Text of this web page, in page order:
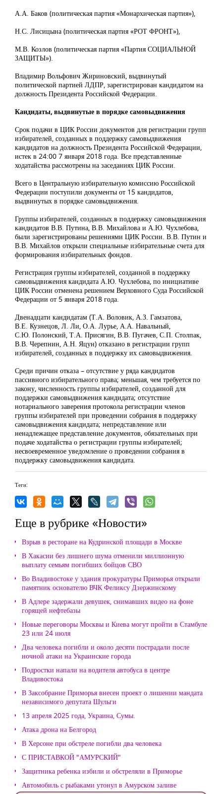
А.А. Баков (политическая партия «Монархическая партия»),
Н.С. Лисицына (политическая партия «РОТ ФРОНТ»),
М.В. Козлов (политическая партия «Партия СОЦИАЛЬНОЙ
ЗАЩИТЫ»).
Владимир Вольфович Жириновский, выдвинутый
политической партией ЛДПР, зарегистрирован кандидатом на
должность Президента Российской Федерации.
Кандидаты, выдвинутые в порядке самовыдвижения
Срок подачи в ЦИК России документов для регистрации групп
избирателей, созданных в поддержку самовыдвижения
кандидатов на должность Президента Российской Федерации,
истек в 24:00 7 января 2018 года. Все представленные
ходатайства рассмотрены на заседаниях ЦИК России.
Всего в Центральную избирательную комиссию Российской
Федерации поступили документы от 15 кандидатов,
выдвинутых в порядке самовыдвижения.
Группы избирателей, созданных в поддержку самовыдвижения
кандидатов В.В. Путина, В.В. Михайлова и А.Ю. Чухлебова,
были зарегистрированы решениями ЦИК России. В.В. Путин и
В.В. Михайлов открыли специальные избирательные счета для
формирования избирательных фондов.
Регистрация группы избирателей, созданной в поддержку
самовыдвижения кандидата А.Ю. Чухлебова, по инициативе
ЦИК России отменена решением Верховного Суда Российской
Федерации от 5 января 2018 года.
Двенадцати кандидатам (Т.А. Воловик, А.З. Гамзатова,
В.Е. Кузнецов, Л. Ли, О.А. Лурье, А.А. Навальный,
С.Ю. Полонский, Т.А. Присягин, В.В. Пугачев, С.П. Столпак,
В.В. Черепнин, А.Н. Яцун) отказано в регистрации групп
избирателей, созданных в поддержку их самовыдвижения.
Среди причин отказа – отсутствие у ряда кандидатов
пассивного избирательного права; меньшая, чем требуется по
закону, численность группы избирателей, созданной для
поддержки самовыдвижения кандидата; отсутствие
нотариального заверения протокола регистрации членов
группы избирателей при проведении собрания в поддержку
самовыдвижения кандидата; непредставление или
ненадлежащее представление документов, обязательных при
подаче ходатайства о регистрации группы избирателей;
несвоевременное уведомление о проведении собрания в
поддержку самовыдвижения кандидата.
Теги:
Еще в рубрике «Новости»
Взрыв в ресторане на Кудринской площади в Москве
В Хакасии без лишнего шума отменили миллионную
выплату семьям погибших бойцов СВО
Во Владивостоке у здания прокуратуры Приморья открыли
памятник основателю ВЧК Феликсу Дзержинскому
В Адлере задержали девушек, снимавших видео на фоне
горящей нефтебазы
Новые переговоры Москвы и Киева могут пройти в Стамбуле
23 или 24 июля
Два человека погибли и около десяти пострадали после
ночной атаки на Украинские города
Подростки напали на водителя автобуса в центре
Владивостока
В Заксобрание Приморья внесен проект о лишении мандата
независимого депутата Шульги
13 апреля 2025 года, Украина, Сумы.
Атака дрона на Белгород
В Херсоне при обстреле погибли два человека
С ПРИСТАВКОЙ "АМУРСКИЙ"
Защитника ребенка избили и обстреляли в Приморье
Автомобиль с рыбаками утонул в Амурском заливе